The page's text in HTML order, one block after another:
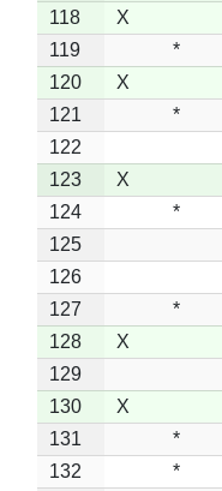
118
X
119
*
120
X
121
*
122
123
X
124
*
125
126
127
*
128
X
129
130
X
131
*
132
*